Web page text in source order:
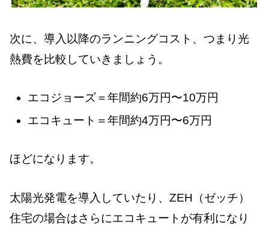
次に、導入以降のランニングコスト、つまり光
熱費を比較していきましょう。
エコジョーズ＝年間約6万円〜10万円
エコキュート＝年間約4万円〜6万円
ほどになります。
太陽光発電を導入していたり、ZEH（ゼッチ）
住宅の場合はさらにエコキュートが有利になり